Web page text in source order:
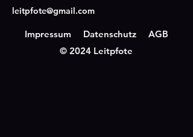
leitpfote@gmail.com
Impressum Datenschutz
AGB
© 2024 Leitpfote